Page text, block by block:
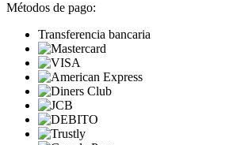
Métodos de pago:
Transferencia bancaria